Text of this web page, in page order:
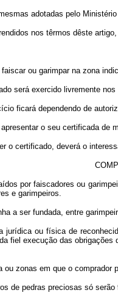
adotadas pelo
nos têrmos dêste
ou garimpar na zona
será exercido livremente
ficará dependendo de
o seu certificada
o certificado, deverá o
por faiscadores ou
e garimpeiros.
a ser fundada, entre
jurídica ou física de
fiel execução das
zonas em que o comprador
de pedras preciosas só